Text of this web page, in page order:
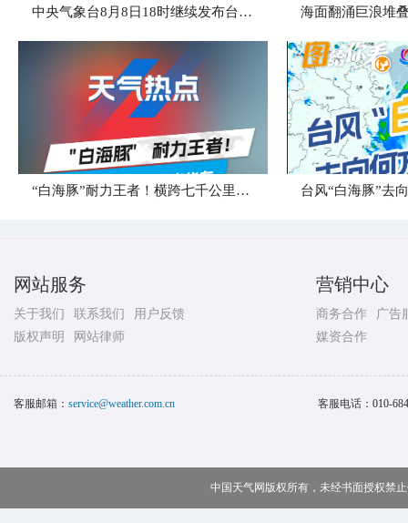
中央气象台8月8日18时继续发布台风橙色预警 海面翻涌巨浪堆
“白海豚”耐力王者！横跨七千公里直奔华东 台风“白海豚”去
网站服务
关于我们 联系我们
用户反馈
版权声明
网站律师
营销中心
商务合作
广告
媒资合作
客服邮箱： service@weather.com.cn 客服电话： 010-
中国天气网版权所有，未经书面授权